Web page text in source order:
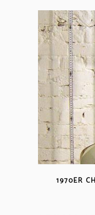
1970ER